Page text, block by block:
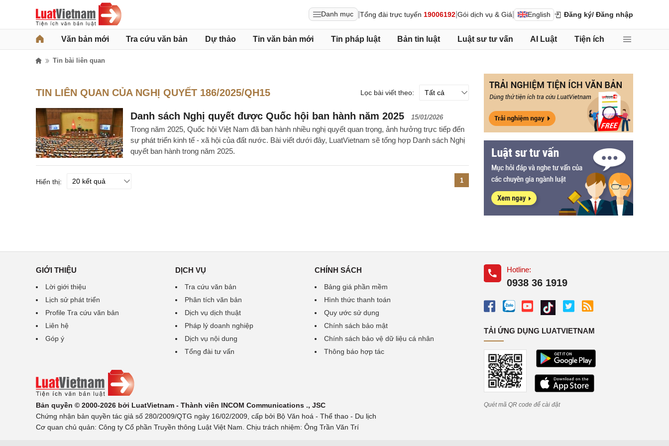
Danh mục Tổng đài trực tuyến 19006192 Gói dịch vụ & Giá English Đăng ký/ Đăng nhập
Văn bản mới Tra cứu văn bản Dự thảo Tin văn bản mới Tin pháp luật Bản tin luật Luật sư tư vấn AI Luật Tiện ích
Tin bài liên quan
TIN LIÊN QUAN CỦA NGHỊ QUYẾT 186/2025/QH15 Lọc bài viết theo:
Danh sách Nghị quyết được Quốc hội ban hành năm 2025 15/01/2026
Trong năm 2025, Quốc hội Việt Nam đã ban hành nhiều nghị quyết quan trọng, ảnh hưởng trực tiếp đến
sự phát triển kinh tế - xã hội của đất nước. Bài viết dưới đây, LuatVietnam sẽ tổng hợp Danh sách Nghị
quyết ban hành trong năm 2025.
Hiển thị: 1
GIỚI THIỆU
Lời giới thiệu
Lịch sử phát triển
Profile Tra cứu văn bản
Liên hệ
Góp ý
DỊCH VỤ
Tra cứu văn bản
Phân tích văn bản
Dịch vụ dịch thuật
Pháp lý doanh nghiệp
Dịch vụ nội dung
Tổng đài tư vấn
CHÍNH SÁCH
Bảng giá phần mềm
Hình thức thanh toán
Quy ước sử dụng
Chính sách bảo mật
Chính sách bảo vệ dữ liệu cá nhân
Thông báo hợp tác
Bản quyền © 2000-2026 bởi LuatVietnam - Thành viên INCOM Communications ., JSC
Chứng nhận bản quyền tác giả số 280/2009/QTG ngày 16/02/2009, cấp bởi Bộ Văn hoá - Thể thao - Du lịch
Cơ quan chủ quản: Công ty Cổ phần Truyền thông Luật Việt Nam. Chịu trách nhiệm: Ông Trần Văn Trí
Hotline:
0938 36 1919
TẢI ỨNG DỤNG LUATVIETNAM
Quét mã QR code để cài đặt